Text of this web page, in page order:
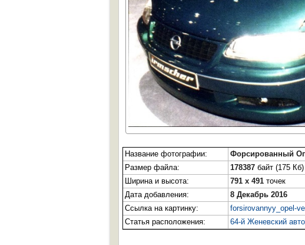
Название фотографии:
Форсированный
Размер файла:
178387 байт (175 Кб)
Ширина и высота:
791 x 491 точек
Дата добавления:
8 Декабрь 2016
Ссылка на картинку:
forsirovannyy_opel-
Статья расположения:
64-й Женевский